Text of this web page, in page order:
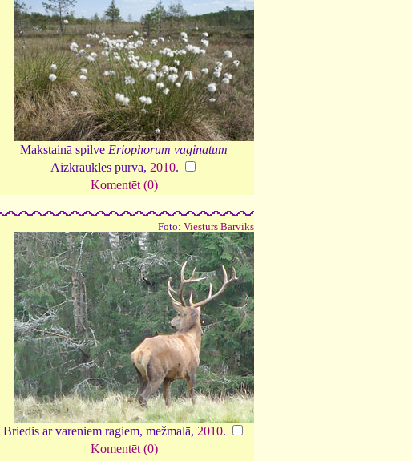
Makstainā spilve Eriophorum vaginatum
Aizkraukles purvā, 2010.
Komentēt (0)
Foto: Viesturs Barviks
Briedis ar vareniem ragiem, mežmalā, 2010.
Komentēt (0)